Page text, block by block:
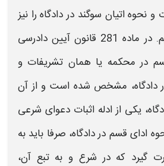
و نحوه اتیان سوگند در دادگاه را نیز
مورد بررسی قرار دهیم. در ماده 281 قانون آیین دادرسی
در محکمه یا همان تشریفات و
دادگاه، مشخص شده است و از آن
، یکی از ادله اثبات دعوای شرعی
ادای قسم در دادگاه، صرفا باید به
گیرد که در شرع و به تبع آن،